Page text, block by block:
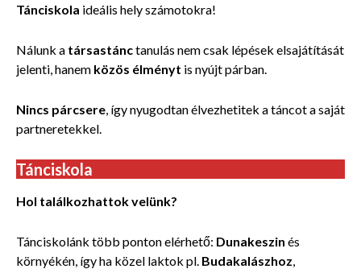
Tánciskola ideális hely számotokra!
Nálunk a társastánctanulás nem csak lépések elsajátítását
jelenti, hanem közös élményt is nyújt párban.
Nincs párcsere, így nyugodtan élvezhetitek a táncot a saját
partneretekkel.
Tánciskola
Hol találkozhattok velünk?
Tánciskolánk több ponton elérhető: Dunakeszin és
környékén, így ha közel laktok pl. Budakalászhoz,